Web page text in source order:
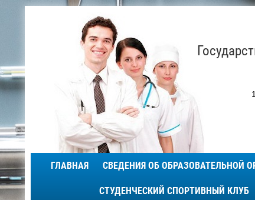
ГЛАВНАЯ СВЕДЕНИЯ ОБ ОБРАЗОВАТЕЛЬНОЙ
СТУДЕНЧЕСКИЙ СПОРТИВНЫЙ КЛУБ